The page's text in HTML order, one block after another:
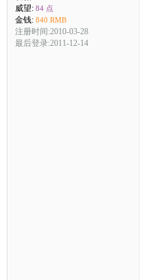
威望: 84 点
金钱: 840 RMB
注册时间:2010-03-28
最后登录:2011-12-14